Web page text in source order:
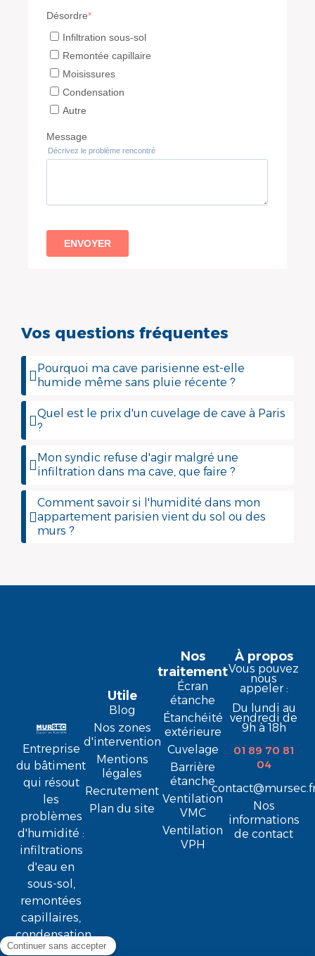
Vos questions fréquentes
Pourquoi ma cave parisienne est-elle
humide même sans pluie récente ?
Quel est le prix d'un cuvelage de cave à Paris
?
Mon syndic refuse d'agir malgré une
infiltration dans ma cave, que faire ?
Comment savoir si l'humidité dans mon
appartement parisien vient du sol ou des
murs ?
Entreprise
du bâtiment
qui résout
les
problèmes
d'humidité :
infiltrations
d'eau en
sous-sol,
remontées
capillaires,
condensation,
moisissure ...
Nos
traitement
Écran
étanche
Étanchéité
extérieure
Cuvelage
Barrière
étanche
Ventilation
VMC
Ventilation
VPH
Utile
Blog
Nos zones
d'intervention
Mentions
légales
Recrutement
Plan du site
À propos
Vous pouvez
nous
appeler :
Du lundi au
vendredi de
9h à 18h
01 89 70 81
04
Nos
informations
de contact